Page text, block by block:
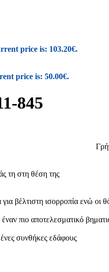
Sabbi
bio
Igi&Co
price is: 103.20€.
price is: 50.00€.
845
ελαφρύ
τη στη θέση της
ισορροπία ενώ οι
πιο αποτελεσματικό
συνθήκες εδάφους